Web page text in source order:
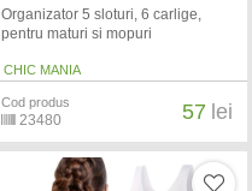
Organizator 5 sloturi, 6 carlige,
pentru maturi si mopuri
CHIC MANIA
Cod produs
23480 57 lei